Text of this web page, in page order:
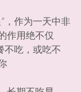
，作为一天中非
作用绝不仅
不吃，或吃不